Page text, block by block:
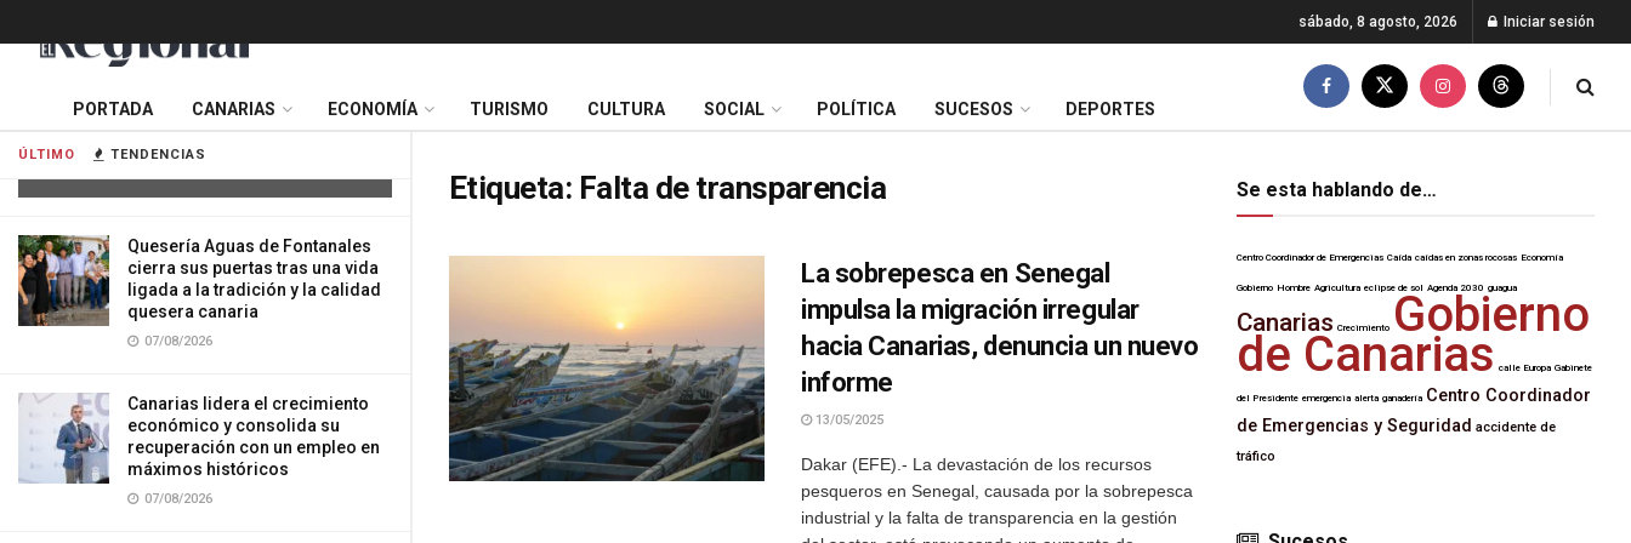
ÚLTIMO TENDENCIAS
impactar su vehículo contra una
Quesería Aguas de Fontanales
cierra sus puertas tras una vida
ligada a la tradición y la calidad
quesera canaria
07/08/2026
Canarias lidera el crecimiento
económico y consolida su
recuperación con un empleo en
máximos históricos
07/08/2026
sábado, 8 agosto, 2026 Iniciar sesión
PORTADA CANARIAS ECONOMÍA TURISMO CULTURA SOCIAL POLÍTICA SUCESOS DEPORTES
Etiqueta: Falta de transparencia
La sobrepesca en Senegal
impulsa la migración irregular
hacia Canarias, denuncia un nuevo
informe
13/05/2025
Dakar (EFE).- La devastación de los recursos
pesqueros en Senegal, causada por la sobrepesca
industrial y la falta de transparencia en la gestión
Se esta hablando de…
Centro Coordinador de Emergencias Caída caídas en zonas rocosas Economía
Gobierno Hombre Agricultura eclipse de sol Agenda 2030 guagua
Canarias Crecimiento Gobierno
de Canarias calle Europa Gabinete
del Presidente emergencia alerta ganadería Centro Coordinador
de Emergencias y Seguridad accidente de
tráfico